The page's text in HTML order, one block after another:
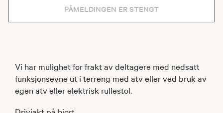
PÅMELDINGEN ER STENGT
Vi har mulighet for frakt av deltagere med nedsatt
funksjonsevne ut i terreng med atv eller ved bruk av
egen atv eller elektrisk rullestol.